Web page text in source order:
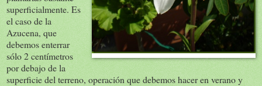
superficialmente. Es
el caso de la
Azucena, que
debemos enterrar
sólo 2 centímetros
por debajo de la
superficie del terreno, operación que debemos hacer en verano y